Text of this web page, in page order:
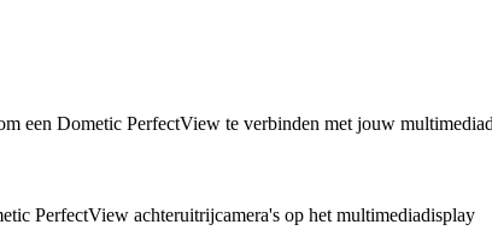
een Dometic PerfectView te verbinden met jouw
PerfectView achteruitrijcamera's op het multimediadisplay